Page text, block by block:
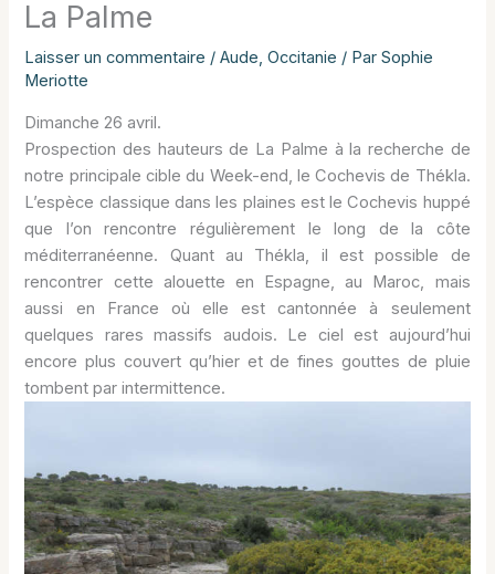
La Palme
Laisser un commentaire /Aude,Occitanie / ParSophie
Meriotte
Dimanche 26 avril.
Prospection des hauteurs de La Palme à la recherche de
notre principale cible du Week-end, le Cochevis de Thékla.
L’espèce classique dans les plaines est le Cochevis huppé
que l’on rencontre régulièrement le long de la côte
méditerranéenne. Quant au Thékla, il est possible de
rencontrer cette alouette en Espagne, au Maroc, mais
aussi en France où elle est cantonnée à seulement
quelques rares massifs audois. Le ciel est aujourd’hui
encore plus couvert qu’hier et de fines gouttes de pluie
tombent par intermittence.